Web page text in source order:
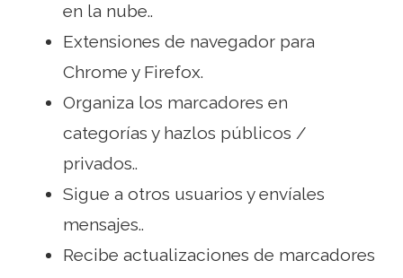
en la nube..
Extensiones de navegador para
Chrome y Firefox.
Organiza los marcadores en
categorías y hazlos públicos /
privados..
Sigue a otros usuarios y envíales
mensajes..
Recibe actualizaciones de marcadores